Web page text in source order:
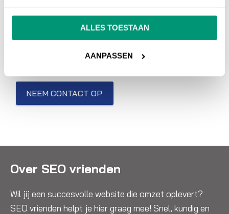
ALLES TOESTAAN
AANPASSEN
Wil je meer weten over online marketing om je
website beter vindbaar te maken?
adviseren en helpen je graag bij SEO
zoekmachine optimalisatie en SEA
NEEM CONTACT OP
Over SEO vrienden
Wil jij een succesvolle website die omzet oplevert?
SEO vrienden helpt je hier graag mee! Snel, kundig en